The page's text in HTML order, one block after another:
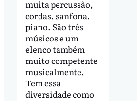
muita percussão,
cordas, sanfona,
piano. São três
músicos e um
elenco também
muito competente
musicalmente.
Tem essa
diversidade como